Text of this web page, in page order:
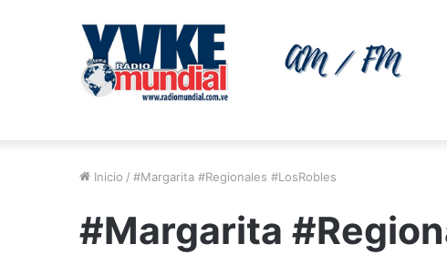
Inicio / #Margarita #Regionales #LosRobles
#Margarita